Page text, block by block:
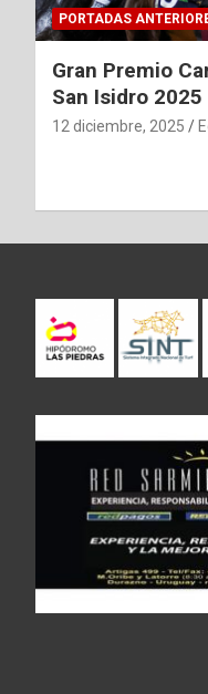
PORTADAS
Gran Premio
San Isidro 2025
12 diciembre, 2025